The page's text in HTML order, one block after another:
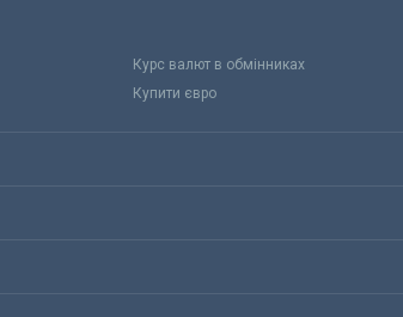
Курс валют в обмінниках
Купити євро